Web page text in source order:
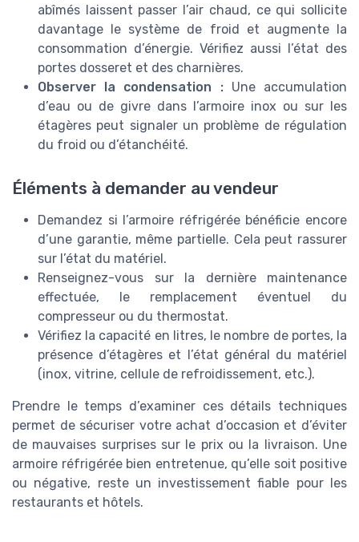
abîmés laissent passer l’air chaud, ce qui sollicite
davantage le système de froid et augmente la
consommation d’énergie. Vérifiez aussi l’état des
portes dosseret et des charnières.
Observer la condensation :Une accumulation
d’eau ou de givre dans l’armoire inox ou sur les
étagères peut signaler un problème de régulation
du froid ou d’étanchéité.
Éléments à demander au vendeur
Demandez si l’armoire réfrigérée bénéficie encore
d’une garantie, même partielle. Cela peut rassurer
sur l’état du matériel.
Renseignez-vous sur la dernière maintenance
effectuée, le remplacement éventuel du
compresseur ou du thermostat.
Vérifiez la capacité en litres, le nombre de portes, la
présence d’étagères et l’état général du matériel
(inox, vitrine, cellule de refroidissement, etc.).
Prendre le temps d’examiner ces détails techniques
permet de sécuriser votre achat d’occasion et d’éviter
de mauvaises surprises sur le prix ou la livraison. Une
armoire réfrigérée bien entretenue, qu’elle soit positive
ou négative, reste un investissement fiable pour les
restaurants et hôtels.